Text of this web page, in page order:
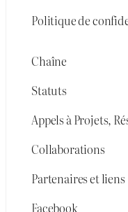
Politique de
Chaîne
Statuts
Appels à Projets,
Collaborations
Partenaires et liens
Facebook